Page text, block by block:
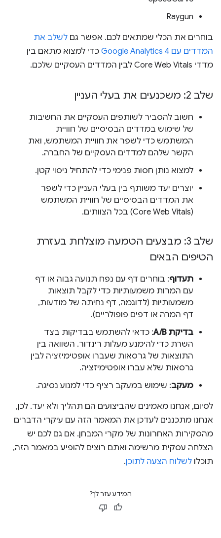
Raygun
בוחרים את הכלי שמתאים לכם. אפשר גם לשלב את
המדדים עם Google Analytics 4
כדי למצוא מתאם בין
מדדי Core Web Vitals לבין המדדים העסקיים שלכם.
שלב 2: משכנעים את בעלי העניין
חשוב להסביר לשותפים העסקיים את החשיבות
של שימוש במדדים הבסיסיים של חוויית
המשתמש כדי לשפר את חוויית המשתמש, ואת
הקשר שלהם למדדים העסקיים של החברה.
למצוא נותן חסות פנימי כדי להתחיל ניסוי קטן.
יוצרים יעד משותף בין בעלי העניין כדי לשפר
את המדדים הבסיסיים של חוויית המשתמש
(Core Web Vitals) בכל הצוותים.
שלב 3: מבצעים הטמעה מוצלחת בעזרת
הטיפים הבאים
תעדוף: בוחרים דף עם נפח תנועה גבוה או דף
עם המרות משמעותיות כדי לקבל תוצאות
משמעותיות (לדוגמה, דף נחיתה של מודעות,
דף המרה או דפים פופולריים).
בדיקת A/B
: כדאי להשתמש בבדיקות בצד
השרת כדי להימנע מעלות רינדור. השוואה בין
התוצאות של גרסאות שעברו אופטימיזציה לבין
גרסאות שלא עברו אופטימיזציה.
מעקב: שימוש במעקב רציף כדי למנוע נסיגה.
לסיום, אנחנו מאמינים שהביצועים הם תהליך ולא יעד. לכן,
אנחנו מתכננים לעדכן את המאמר הזה עם עיקרי הדברים
מהסקירות האחרונות של מקרי המבחן. אם גם לכם יש
הצלחה עסקית מרשימה ואתם רוצים להופיע במאמר הזה,
תוכלו לשלוח הצעה לתוכן.
המידע עזר לך?